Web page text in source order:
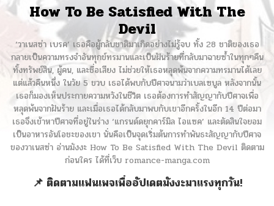
How To Be Satisfied With The
Devil
‘วาเนสซ่า เบรค’ เธอคือผู้กลับชาติมาเกิดอย่างไม่รู้จบ ทั้ง 28 ชาติของเธอ
กลายเป็นความทรงจำอันทุกข์ทรมานและเป็นฝันร้ายที่กลับมาฉายซ้ำในทุกๆคืน
ทั้งทรัพย์สิน, ผู้คน, และชื่อเสียง ไม่ช่วยให้เธอหลุดพ้นจากความทรมานได้เลย
แต่แล้วคืนหนึ่ง ในวัย 5 ขวบ เธอได้พบกับปีศาจนามว่าเบลเซบูล หลังจากนั้น
เธอก็มองเห็นประกายความหวังในชีวิต เธอต้องการทำสัญญากับปีศาจเพื่อ
หลุดพ้นจากฝันร้าย และเมื่อเธอได้กลับมาพบกับเขาอีกครั้งในอีก 14 ปีต่อมา
เธอจึงเข้าหาปีศาจที่อยู่ในร่าง ‘แกรนด์ดยุกคาร์มิล ไอแซค’ และตัดสินใจยอม
เป็นอาหารอันโอชะของเขา นั่นคือเป็นจุดเริ่มต้นการทำพันธะสัญญากับปีศาจ
ของวาเนสซ่า อ่านมังงะ How To Be Satisfied With The Devil ติดตาม
ก่อนใคร ได้ที่เว็บ romance-manga.com
📌 ติดตามแฟนเพจเพื่ออัปเดตมังงะมาแรงทุกวัน!